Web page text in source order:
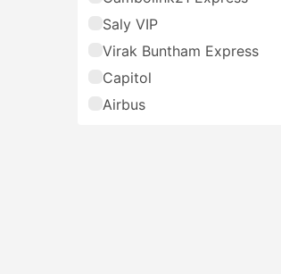
Saly VIP
Virak Buntham Express
Capitol
Airbus